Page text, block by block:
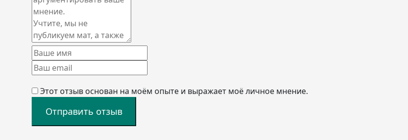
Этот отзыв основан на моём опыте и выражает моё личное мнение.
Отправить отзыв